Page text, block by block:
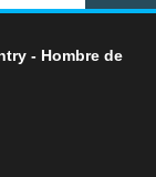
- Hombre de